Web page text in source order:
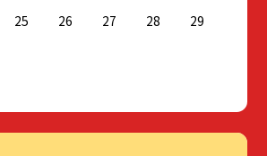
25 26 27 28
29